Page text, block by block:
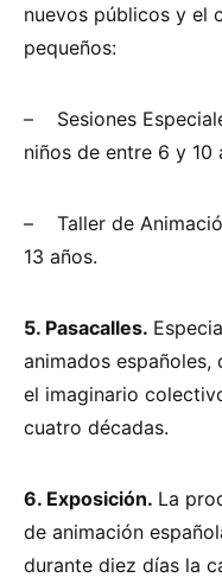
nuevos públicos y el
pequeños:
– Sesiones
niños de entre 6 y 10
– Taller de
13 años.
5. Pasacalles.
animados
el imaginario
cuatro décadas.
6. Exposición. La
de animación
durante diez días la